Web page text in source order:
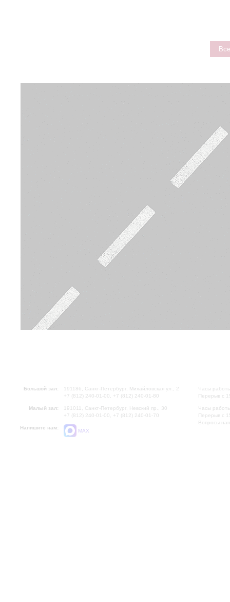
Большой зал:
191186, Санкт-Петербург, Михайловская ул., 2
+7 (812) 240-01-00, +7 (812) 240-01-80
Малый зал:
191011, Санкт-Петербург, Невский пр., 30
+7 (812) 240-01-00, +7 (812) 240-01-70
Напишите нам:
MAX
Часы
Перерыв с
Часы
Перерыв с
Вопросы